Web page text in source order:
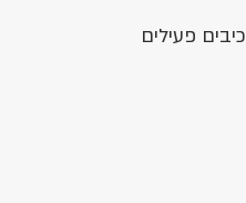
פעילים